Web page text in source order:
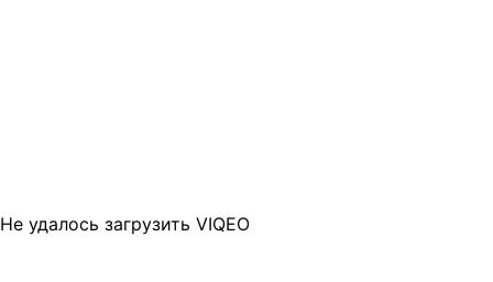
Не удалось загрузить VIQEO